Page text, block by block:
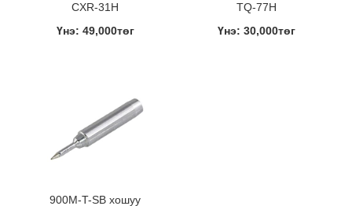
CXR-31H
Үнэ: 49,000төг
TQ-77H
Үнэ: 30,000төг
900M-T-SB хошуу